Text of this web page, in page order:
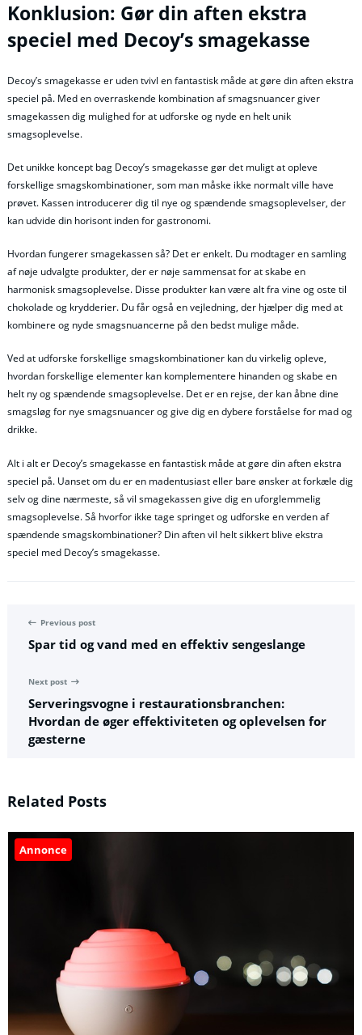
Konklusion: Gør din aften ekstra
speciel med Decoy’s smagekasse
Decoy’s smagekasse er uden tvivl en fantastisk måde at gøre din aften ekstra
speciel på. Med en overraskende kombination af smagsnuancer giver
smagekassen dig mulighed for at udforske og nyde en helt unik
smagsoplevelse.
Det unikke koncept bag Decoy’s smagekasse gør det muligt at opleve
forskellige smagskombinationer, som man måske ikke normalt ville have
prøvet. Kassen introducerer dig til nye og spændende smagsoplevelser, der
kan udvide din horisont inden for gastronomi.
Hvordan fungerer smagekassen så? Det er enkelt. Du modtager en samling
af nøje udvalgte produkter, der er nøje sammensat for at skabe en
harmonisk smagsoplevelse. Disse produkter kan være alt fra vine og oste til
chokolade og krydderier. Du får også en vejledning, der hjælper dig med at
kombinere og nyde smagsnuancerne på den bedst mulige måde.
Ved at udforske forskellige smagskombinationer kan du virkelig opleve,
hvordan forskellige elementer kan komplementere hinanden og skabe en
helt ny og spændende smagsoplevelse. Det er en rejse, der kan åbne dine
smagsløg for nye smagsnuancer og give dig en dybere forståelse for mad og
drikke.
Alt i alt er Decoy’s smagekasse en fantastisk måde at gøre din aften ekstra
speciel på. Uanset om du er en madentusiast eller bare ønsker at forkæle dig
selv og dine nærmeste, så vil smagekassen give dig en uforglemmelig
smagsoplevelse. Så hvorfor ikke tage springet og udforske en verden af
spændende smagskombinationer? Din aften vil helt sikkert blive ekstra
speciel med Decoy’s smagekasse.
Previous post
Spar tid og vand med en effektiv sengeslange
Next post
Serveringsvogne i restaurationsbranchen:
Hvordan de øger effektiviteten og oplevelsen for
gæsterne
Related Posts
Annonce